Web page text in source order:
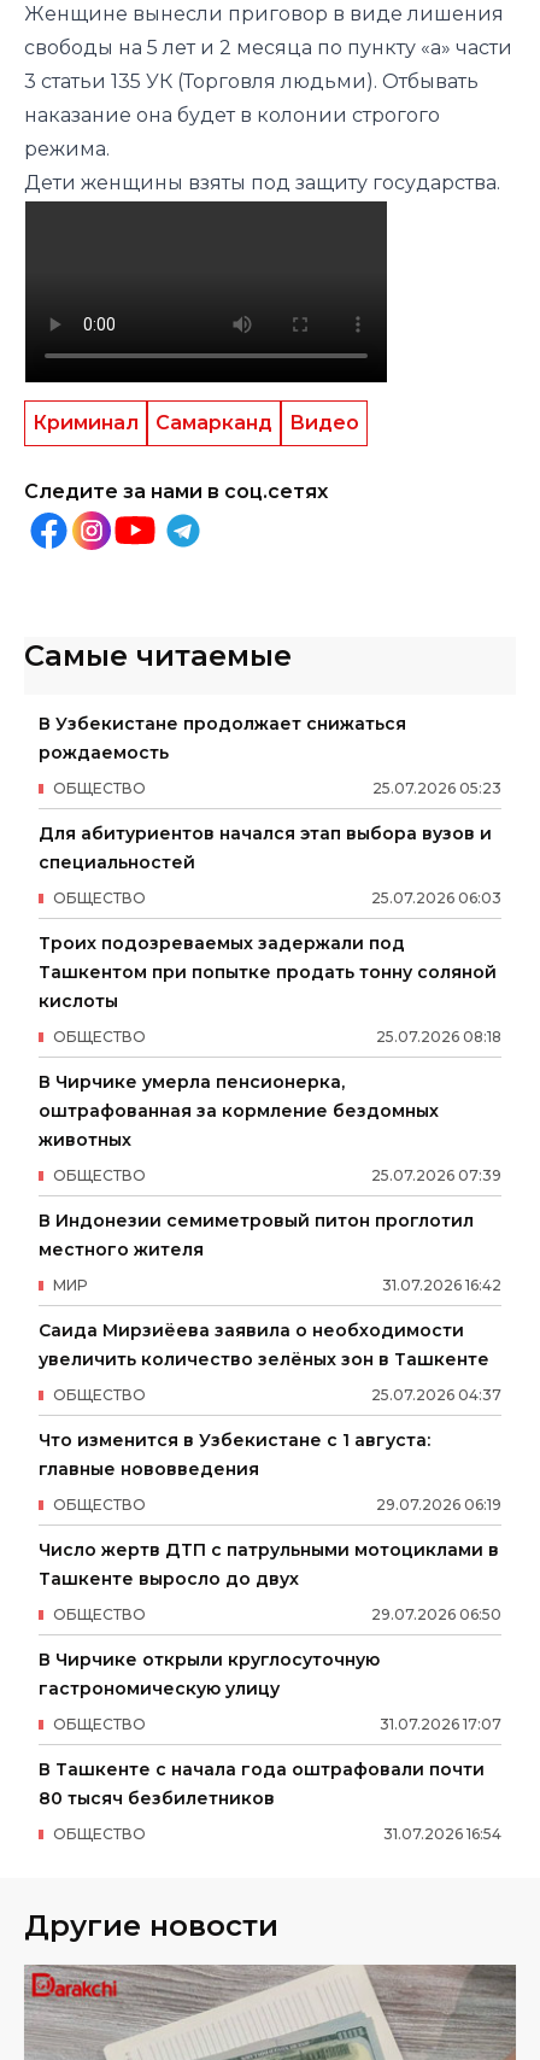
Женщине вынесли приговор в виде лишения
свободы на 5 лет и 2 месяца по пункту «а» части
3 статьи 135 УК (Торговля людьми). Отбывать
наказание она будет в колонии строгого
режима.
Дети женщины взяты под защиту государства.
Криминал Самарканд Видео
Следите за нами в соц.сетях
Самые читаемые
В Узбекистане продолжает снижаться
рождаемость
25.07.2026 05:23
ОБЩЕСТВО
Для абитуриентов начался этап выбора вузов и
специальностей
25.07.2026 06:03
ОБЩЕСТВО
Троих подозреваемых задержали под
Ташкентом при попытке продать тонну соляной
кислоты
25.07.2026 08:18
ОБЩЕСТВО
В Чирчике умерла пенсионерка,
оштрафованная за кормление бездомных
животных
25.07.2026 07:39
ОБЩЕСТВО
В Индонезии семиметровый питон проглотил
местного жителя
31.07.2026 16:42
МИР
Саида Мирзиёева заявила о необходимости
увеличить количество зелёных зон в Ташкенте
25.07.2026 04:37
ОБЩЕСТВО
Что изменится в Узбекистане с 1 августа:
главные нововведения
29.07.2026 06:19
ОБЩЕСТВО
Число жертв ДТП с патрульными мотоциклами в
Ташкенте выросло до двух
29.07.2026 06:50
ОБЩЕСТВО
В Чирчике открыли круглосуточную
гастрономическую улицу
31.07.2026 17:07
ОБЩЕСТВО
В Ташкенте с начала года оштрафовали почти
80 тысяч безбилетников
31.07.2026 16:54
ОБЩЕСТВО
Другие новости